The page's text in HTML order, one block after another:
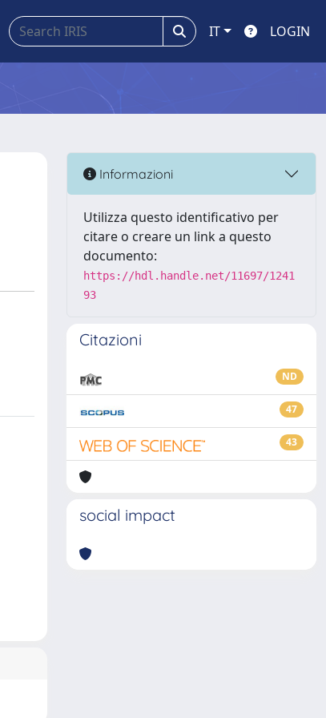
IT LOGIN
Informazioni
Utilizza questo identificativo per
citare o creare un link a questo
documento:
https://hdl.handle.net/11697/1241
93
Citazioni
ND
47
43
social impact